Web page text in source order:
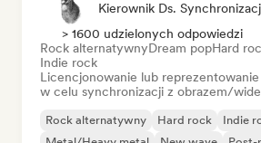
Kierownik Ds.
> 1600 udzielonych odpowiedzi
Rock alternatywnyDream popHard
Indie rock
Licencjonowanie lub
w celu synchronizacji z obrazem/
Rock alternatywny Hard rock Indie